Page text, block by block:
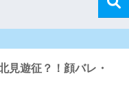
見遊征？！顔バレ・